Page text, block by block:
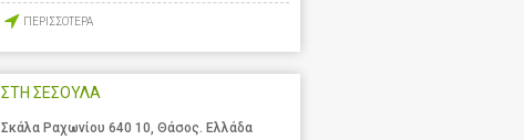
ΠΕΡΙΣΣΟΤΕΡΑ
ΣΤΗ ΣΕΣΟΥΛΑ
Σκάλα Ραχωνίου 640 10, Θάσος. Ελλάδα